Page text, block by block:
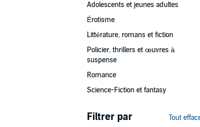
Adolescents et jeunes adultes
Érotisme
Littérature, romans et fiction
Policier, thrillers et œuvres à
suspense
Romance
Science-Fiction et fantasy
Filtrer par Tout